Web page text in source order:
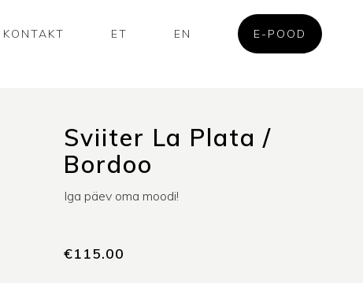
KONTAKT ET EN E-POOD
Sviiter La Plata /
Bordoo
Iga päev oma moodi!
€115.00